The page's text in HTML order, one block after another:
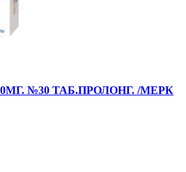
№30 ТАБ.ПРОЛОНГ. /МЕРК